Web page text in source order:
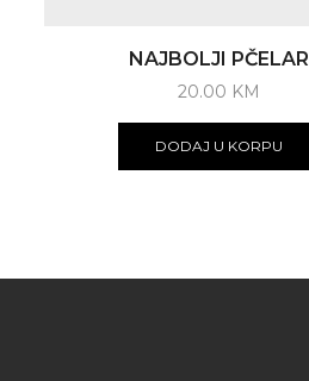
NAJBOLJI PČELAR
20.00 KM
DODAJ U KORPU